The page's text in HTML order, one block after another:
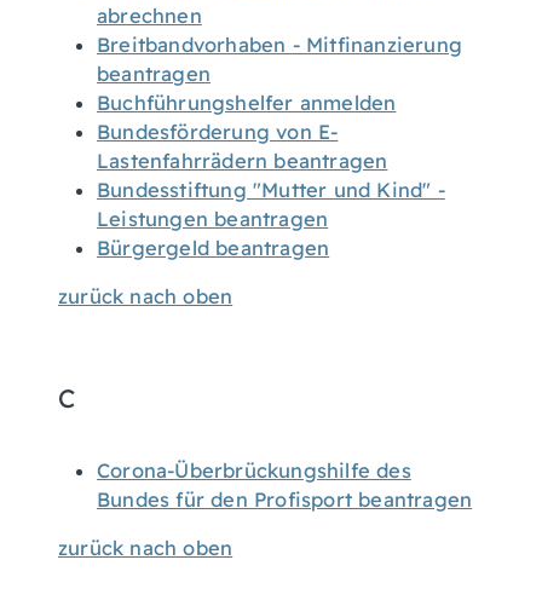
abrechnen
Breitbandvorhaben - Mitfinanzierung
beantragen
Buchführungshelfer anmelden
Bundesförderung von E-
Lastenfahrrädern beantragen
Bundesstiftung "Mutter und Kind" -
Leistungen beantragen
Bürgergeld beantragen
zurück nach oben
C
Corona-Überbrückungshilfe des
Bundes für den Profisport beantragen
zurück nach oben